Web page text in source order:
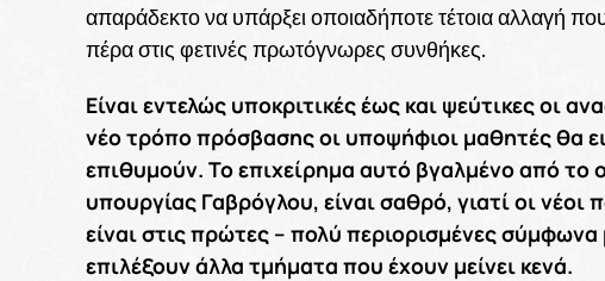
απαράδεκτο να υπάρξει οποιαδήποτε τέτοια αλλαγή
πέρα στις φετινές πρωτόγνωρες συνθήκες.
Είναι εντελώς υποκριτικές έως και ψεύτικες οι
νέο τρόπο πρόσβασης οι υποψήφιοι μαθητές θα
επιθυμούν. Το επιχείρημα αυτό βγαλμένο από το
υπουργίας Γαβρόγλου, είναι σαθρό, γιατί οι
είναι στις πρώτες – πολύ περιορισμένες
επιλέξουν άλλα τμήματα που έχουν μείνει κενά.